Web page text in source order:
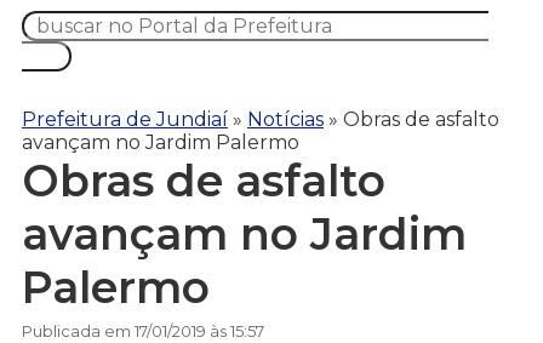
Prefeitura de Jundiaí » Notícias » Obras de asfalto
avançam no Jardim Palermo
Obras de asfalto
avançam no Jardim
Palermo
Publicada em 17/01/2019 às 15:57